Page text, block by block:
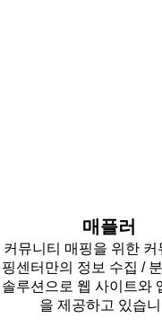
매플러
커뮤니티 매핑을 위한 커
핑센터만의 정보 수집 /
솔루션으로 웹 사이트와
을 제공하고 있습